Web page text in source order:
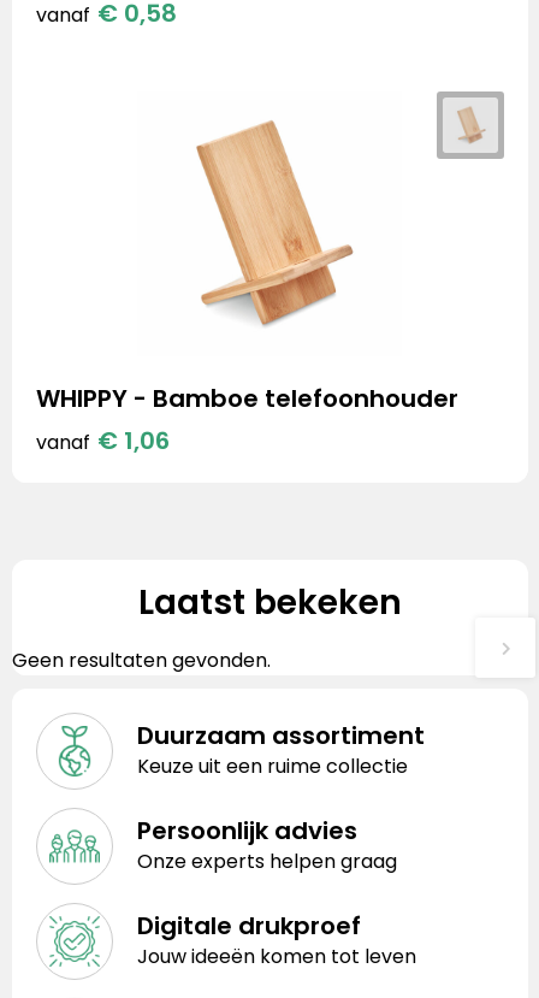
vanaf € 0,58
WHIPPY - Bamboe telefoonhouder
vanaf € 1,06
Laatst bekeken
Geen resultaten gevonden.
Duurzaam assortiment
Keuze uit een ruime collectie
Persoonlijk advies
Onze experts helpen graag
Digitale drukproef
Jouw ideeën komen tot leven